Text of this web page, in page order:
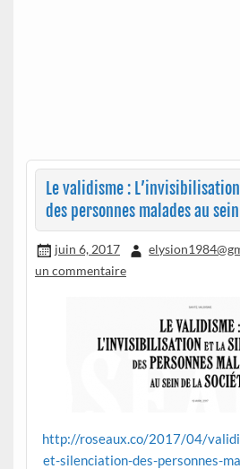
Le validisme :
des personnes malades au
juin 6, 2017
un commentaire
http://roseaux.co/2017/04/
et-silenciation-des-personnes-